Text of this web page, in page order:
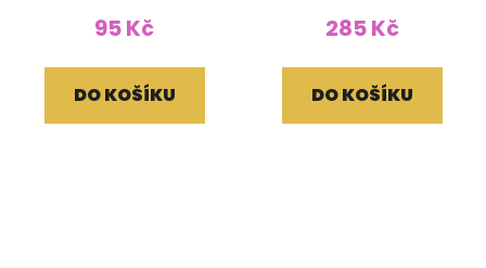
95 Kč
DO KOŠÍKU
285 Kč
DO KOŠÍKU